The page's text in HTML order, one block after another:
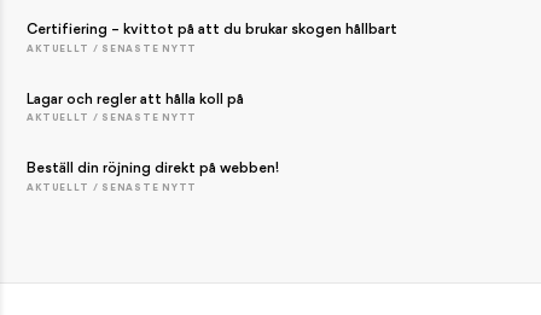
Certifiering – kvittot på att du brukar skogen hållbart
AKTUELLT / SENASTE NYTT
Lagar och regler att hålla koll på
AKTUELLT / SENASTE NYTT
Beställ din röjning direkt på webben!
AKTUELLT / SENASTE NYTT